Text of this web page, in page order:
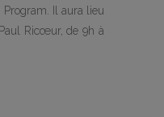
Program. Il aura lieu
Ricœur, de 9h à